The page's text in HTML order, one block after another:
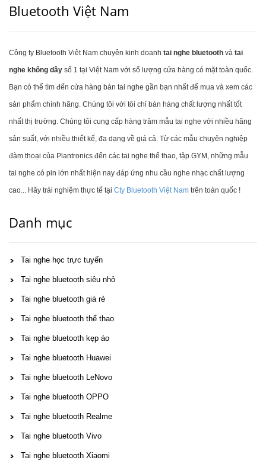
Bluetooth Việt Nam
Công ty Bluetooth Việt Nam chuyên kinh doanh tai nghe bluetooth và tai
nghe không dây số 1 tại Việt Nam với số lượng cửa hàng có mặt toàn quốc.
Bạn có thể tìm đến cửa hàng bán tai nghe gần bạn nhất để mua và xem các
sản phẩm chính hãng. Chúng tôi với tôi chỉ bán hàng chất lượng nhất tốt
nhất thị trường. Chúng tôi cung cấp hàng trăm mẫu tai nghe với nhiều hãng
sản suất, với nhiều thiết kế, đa dạng về giá cả. Từ các mẫu chuyên nghiệp
đàm thoại của Plantronics đến các tai nghe thể thao, tập GYM, những mẫu
tai nghe có pin lớn nhất hiện nay đáp ứng nhu cầu nghe nhạc chất lượng
cao... Hãy trải nghiệm thực tế tại Cty Bluetooth Việt Nam trên toàn quốc !
Danh mục
Tai nghe học trực tuyến
Tai nghe bluetooth siêu nhỏ
Tai nghe bluetooth giá rẻ
Tai nghe bluetooth thể thao
Tai nghe bluetooth kẹp áo
Tai nghe bluetooth Huawei
Tai nghe bluetooth LeNovo
Tai nghe bluetooth OPPO
Tai nghe bluetooth Realme
Tai nghe bluetooth Vivo
Tai nghe bluetooth Xiaomi